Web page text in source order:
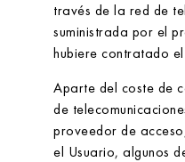
través de la red de
suministrada por el
hubiere contratado
Aparte del coste de
de
proveedor de
el Usuario, algunos